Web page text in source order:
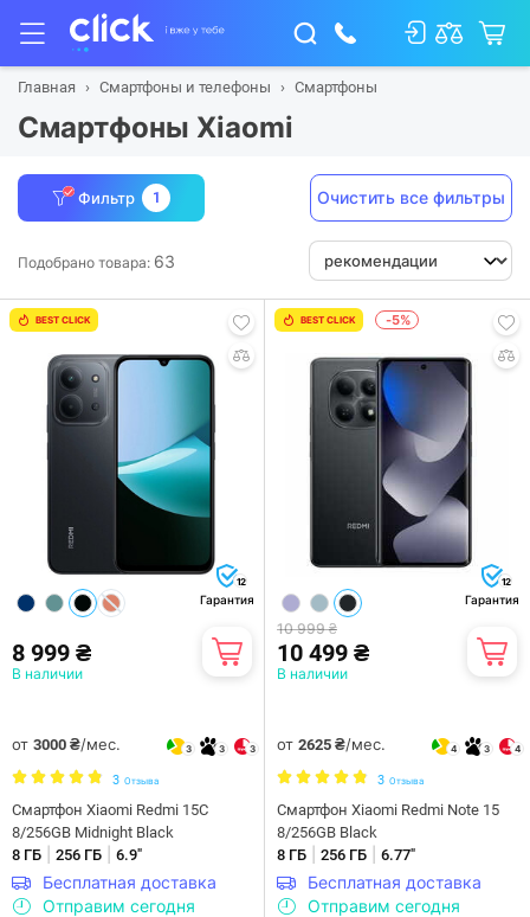
Главная Смартфоны и телефоны Смартфоны
Смартфоны Xiaomi
Фильтр 1 Очистить все фильтры
Подобрано товара: 63
BEST CLICK
12
Гарантия
8 999 ₴
В наличии
от 3000 ₴/мес. 3 3 3
3 Отзыва
Смартфон Xiaomi Redmi 15C
8/256GB Midnight Black
8 ГБ
256 ГБ 6.9"
Бесплатная доставка
Отправим сегодня
BEST CLICK -5%
12
Гарантия
10 999 ₴
10 499 ₴
В наличии
от 2625 ₴/мес. 4 3 4
3 Отзыва
Смартфон Xiaomi Redmi Note 15
8/256GB Black
8 ГБ
256 ГБ 6.77"
Бесплатная доставка
Отправим сегодня